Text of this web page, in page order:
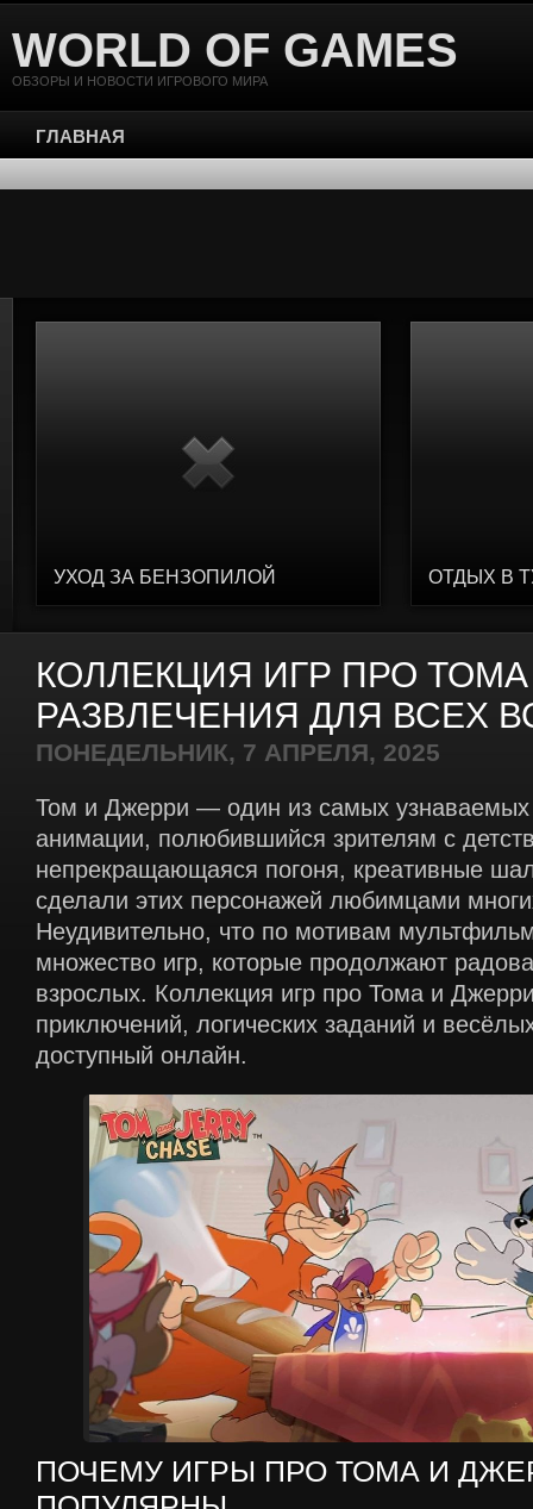
WORLD OF GAMES
ОБЗОРЫ И НОВОСТИ ИГРОВОГО МИРА
ГЛАВНАЯ
УХОД ЗА БЕНЗОПИЛОЙ ОТДЫХ В
КОЛЛЕКЦИЯ ИГР ПРО
РАЗВЛЕЧЕНИЯ ДЛЯ ВСЕХ
ПОНЕДЕЛЬНИК, 7 АПРЕЛЯ, 2025
Том и Джерри — один из самых узнаваемых
анимации, полюбившийся зрителям с
непрекращающаяся погоня, креативные
сделали этих персонажей любимцами
Неудивительно, что по мотивам
множество игр, которые продолжают
взрослых. Коллекция игр про Тома и
приключений, логических заданий и
доступный онлайн.
ПОЧЕМУ ИГРЫ ПРО ТОМА И